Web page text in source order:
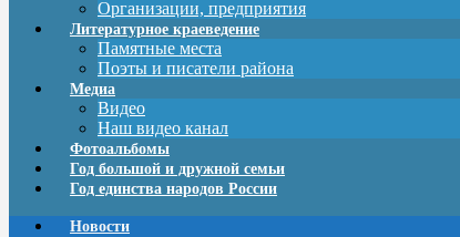
Организации, предприятия
Литературное краеведение
Памятные места
Поэты и писатели района
Медиа
Видео
Наш видео канал
Фотоальбомы
Год большой и дружной семьи
Год единства народов России
Новости